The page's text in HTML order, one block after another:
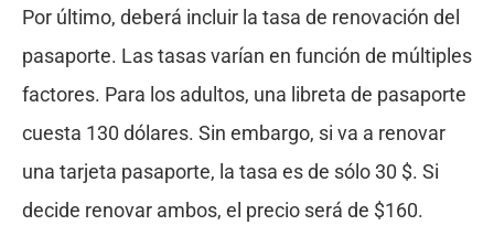
Por último, deberá incluir la tasa de renovación del
pasaporte. Las tasas varían en función de múltiples
factores. Para los adultos, una libreta de pasaporte
cuesta 130 dólares. Sin embargo, si va a renovar
una tarjeta pasaporte, la tasa es de sólo 30 $. Si
decide renovar ambos, el precio será de $160.